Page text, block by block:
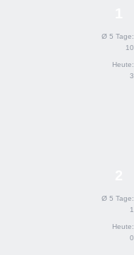
Ø 5 Tage:
10
Heute:
3
Ø 5 Tage:
1
Heute:
0